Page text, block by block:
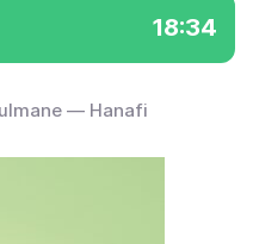
18:34
— Hanafi